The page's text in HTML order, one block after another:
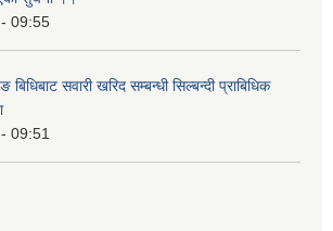
09:55
सवारी खरिद सम्बन्धी सिल्बन्दी प्राबिधिक
09:51